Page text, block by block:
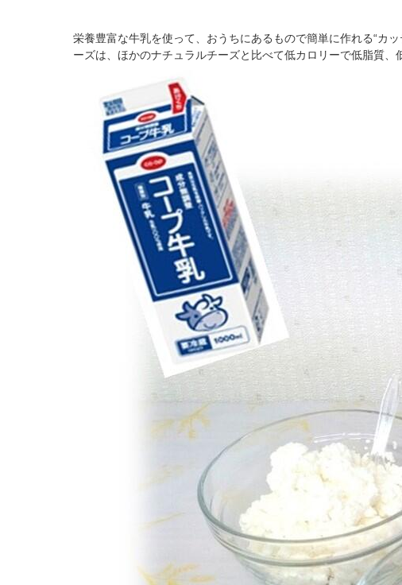
栄養豊富な牛乳を使って、おうちにあるもので簡単に作れる“カ
ーズは、ほかのナチュラルチーズと比べて低カロリーで低脂質、